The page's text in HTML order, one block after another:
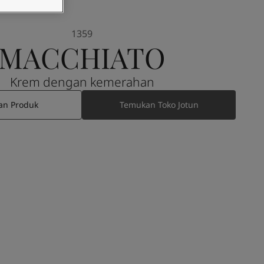
MACCHIATO
1359
Krem dengan kemerahan
Produk Temukan Toko Jotun